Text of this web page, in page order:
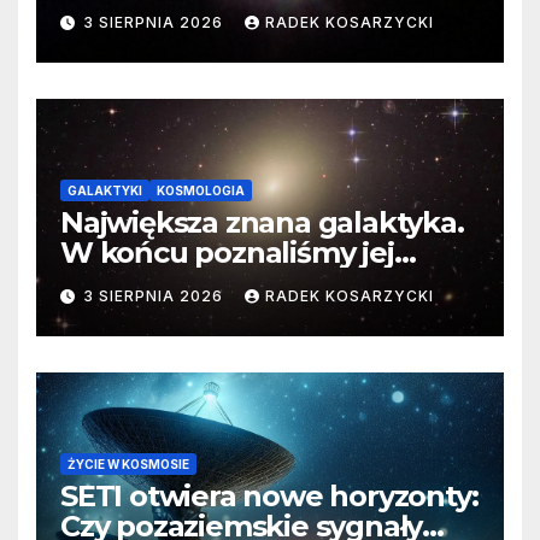
3 SIERPNIA 2026 RADEK KOSARZYCKI
GALAKTYKI KOSMOLOGIA
Największa znana galaktyka.
W końcu poznaliśmy jej
faktyczne wymiary
3 SIERPNIA 2026 RADEK KOSARZYCKI
ŻYCIE W KOSMOSIE
SETI otwiera nowe horyzonty:
Czy pozaziemskie sygnały